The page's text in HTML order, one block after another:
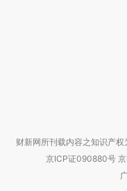
财新网所刊载内容之知识产
京ICP证090880号